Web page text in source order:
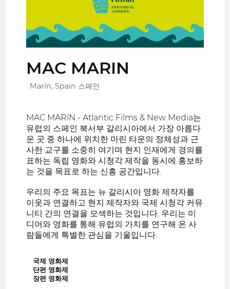
MAC MARIN
Marín, Spain 스페인
MAC MARíN - Atlantic Films & New Media는
유럽의 스페인 북서부 갈리시아에서 가장 아름다
운 곳 중 하나에 위치한 마린 타운의 정체성과 근
사한 교구를 소중히 여기며 현지 인재에게 경의를
표하는 독립 영화와 시청각 제작을 동시에 홍보하
는 것을 목표로 하는 신흥 공간입니다.
우리의 주요 목표는 뉴 갈리시아 영화 제작자를
이웃과 연결하고 현지 제작자와 국제 시청각 커뮤
니티 간의 연결을 모색하는 것입니다. 우리는 미
디어와 영화를 통해 유럽의 가치를 연구해 온 사
람들에게 특별한 관심을 기울입니다.
국제 영화제
단편 영화제
장편 영화제